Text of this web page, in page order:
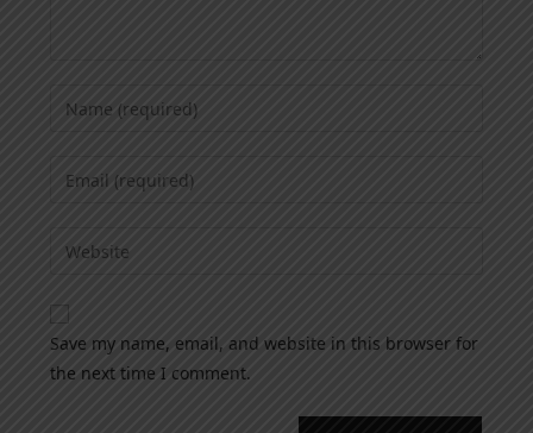
Save my name, email, and website in this browser for
the next time I comment.